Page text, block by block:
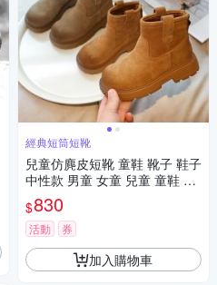
經典短筒短靴
兒童仿麂皮短靴 童鞋 靴子 鞋子
中性款 男童 女童 兒童 童鞋 橘
魔法 現貨 【BB8952】
$830
活動 券
加入購物車